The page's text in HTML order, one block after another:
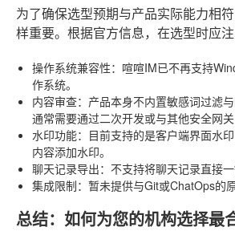
为了确保选型预期与产品实际能力相
样重要。根据官方信息，在选型时应注
操作系统兼容性：喧喧IM已不再支持
作系统。
内容审查：产品本身不内置敏感词过滤
通常需要通过二次开发或与其他安全网关
水印功能：目前支持的是客户端界面水
内容添加水印。
聊天记录导出：不支持将聊天记录直接
集成限制：暂未提供与Git或ChatOps的
总结：如何为您的机构选择最